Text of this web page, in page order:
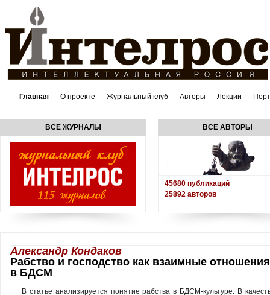
Главная О проекте Журнальный клуб Авторы Лекции
ВСЕ ЖУРНАЛЫ ВСЕ АВТОРЫ
45680 публикаций
25892 авторов
Александр Кондаков
Рабство и господство как взаимные
в БДСМ
В статье анализируется понятие рабства в БДСМ-культуре. В